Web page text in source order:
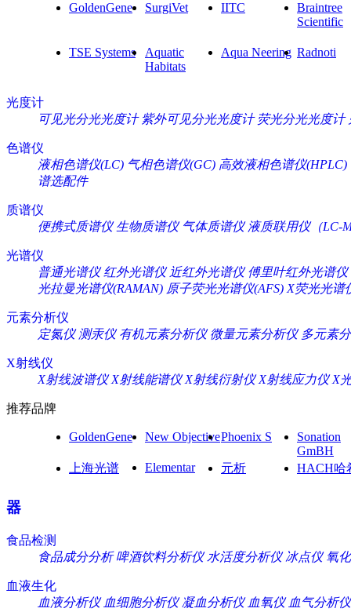
GoldenGene SurgiVet IITC
Braintree
Scientific
TSE Systems
Aquatic
Habitats
Aqua Neering Radnoti
光度计
可见光分光光度计 紫外可见分光光度计 荧光分光光度计
色谱仪
液相色谱仪(LC) 气相色谱仪(GC) 高效液相色谱仪(HPLC)
谱选配件
质谱仪
便携式质谱仪 生物质谱仪 气体质谱仪 液质联用仪（LC-
光谱仪
普通光谱仪 红外光谱仪 近红外光谱仪 傅里叶红外光谱仪
光拉曼光谱仪(RAMAN) 原子荧光光谱仪(AFS) X荧光光谱
元素分析仪
定氮仪 测汞仪 有机元素分析仪 微量元素分析仪 多元素
X射线仪
X射线波谱仪 X射线能谱仪 X射线衍射仪 X射线应力仪 X
推荐品牌
GoldenGene New ObjectivePhoenix S
Sonation
GmBH
上海光谱
Elementar 元析 HACH哈
器
食品检测
食品成分分析 啤酒饮料分析仪 水活度分析仪 冰点仪 氧
血液生化
血液分析仪 血细胞分析仪 凝血分析仪 血氧仪 血气分析仪